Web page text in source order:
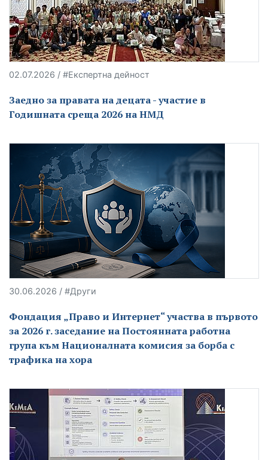
02.07.2026 / #Експертна дейност
Заедно за правата на децата - участие в
Годишната среща 2026 на НМД
30.06.2026 / #Други
Фондация „Право и Интернет“ участва в първото
за 2026 г. заседание на Постоянната работна
група към Националната комисия за борба с
трафика на хора